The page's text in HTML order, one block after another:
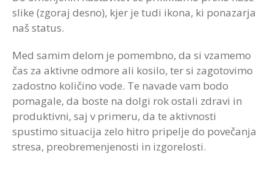
slike (zgoraj desno), kjer je tudi ikona, ki ponazarja
naš status.
Med samim delom je pomembno, da si vzamemo
čas za aktivne odmore ali kosilo, ter si zagotovimo
zadostno količino vode. Te navade vam bodo
pomagale, da boste na dolgi rok ostali zdravi in
produktivni, saj v primeru, da te aktivnosti
spustimo situacija zelo hitro pripelje do povečanja
stresa, preobremenjenosti in izgorelosti.